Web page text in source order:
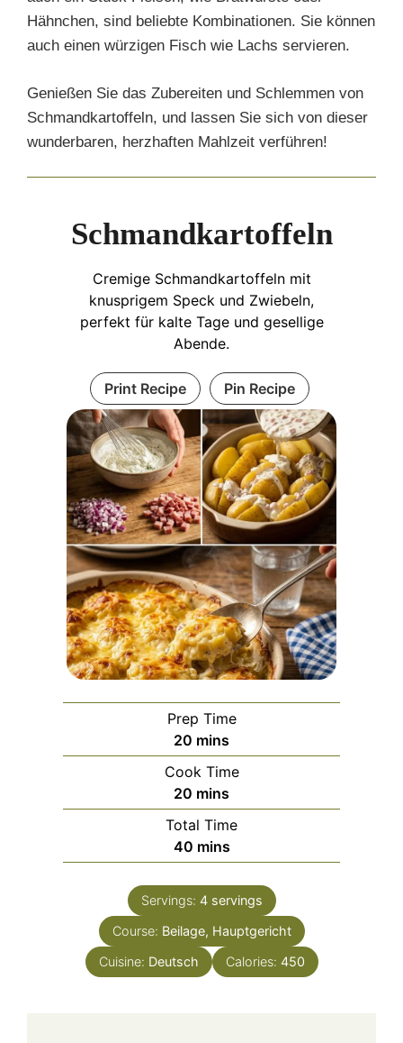
Hähnchen, sind beliebte Kombinationen. Sie können
auch einen würzigen Fisch wie Lachs servieren.
Genießen Sie das Zubereiten und Schlemmen von
Schmandkartoffeln, und lassen Sie sich von dieser
wunderbaren, herzhaften Mahlzeit verführen!
Schmandkartoffeln
Cremige Schmandkartoffeln mit
knusprigem Speck und Zwiebeln,
perfekt für kalte Tage und gesellige
Abende.
Print Recipe Pin Recipe
Prep Time
20 minutes
mins
Cook Time
20 minutes
mins
Total Time
40minutes
mins
Servings: 4 servings
Course: Beilage, Hauptgericht
Cuisine: Deutsch Calories: 450